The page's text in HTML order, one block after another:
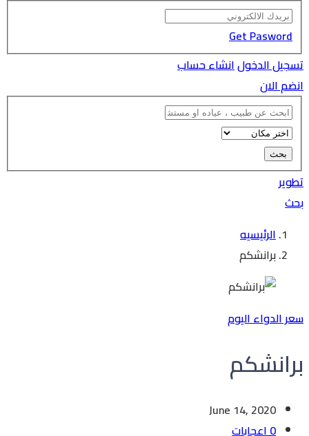
Get Pasword
تسجيل الدخولانشاء حساب
انضم الان
تطوير
بحث
الرئيسيه
برانشكم
سعر الدواء اليوم
برانشكم
June 14, 2020
0 اعجابات